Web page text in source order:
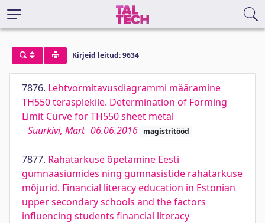
Kirjeid leitud: 9634
7876. Lehtvormitavusdiagrammi määramine
TH550 terasplekile. Determination of Forming
Limit Curve for TH550 sheet metal
Suurkivi, Mart 06.06.2016 magistritööd
7877. Rahatarkuse õpetamine Eesti
gümnaasiumides ning gümnasistide rahatarkuse
mõjurid. Financial literacy education in Estonian
upper secondary schools and the factors
influencing students financial literacy